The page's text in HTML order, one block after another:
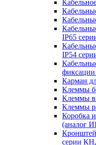
IP65
IP54
Карман
Клеммы
Клеммы
Клеммы
Коробка
(аналог
серии